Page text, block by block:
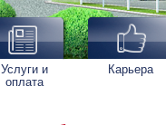
Услуги и
оплата
Карьера